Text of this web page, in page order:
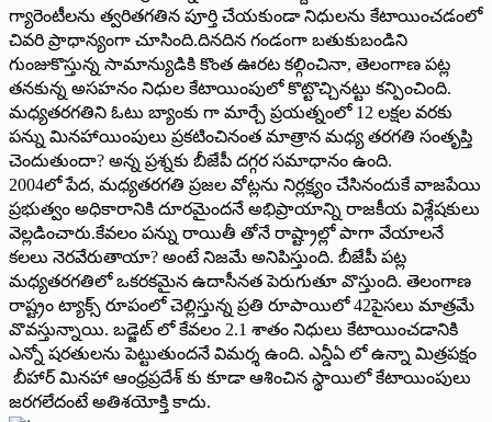
గ్యారెంటీలను త్వరితగతిన పూర్తి చేయకుండా నిధులను కేటాయించడంలో
చివరి ప్రాధాన్యంగా చూసింది.దినదిన గండంగా బతుకుబండిని
గుంజుకొస్తున్న సామాన్యుడికి కొంత ఊరట కల్గించినా, తెలంగాణ పట్ల
తనకున్న అసహనం నిధుల కేటాయింపులో కొట్టొచ్చినట్టు కన్పించింది.
మధ్యతరగతిని ఓటు బ్యాంకు గా మార్చే ప్రయత్నంలో 12 లక్షల వరకు
పన్ను మినహాయింపులు ప్రకటించినంత మాత్రాన మధ్య తరగతి సంతృప్తి
చెందుతుందా? అన్న ప్రశ్నకు బీజేపీ దగ్గర సమాధానం ఉంది.
2004లో పేద, మధ్యతరగతి ప్రజల వోట్లను నిర్లక్ష్యం చేసినందుకే వాజపేయి
ప్రభుత్వం అధికారానికి దూరమైందనే అభిప్రాయాన్ని రాజకీయ విశ్లేషకులు
వెల్లడించారు.కేవలం పన్ను రాయితీ తోనే రాష్ట్రాల్లో పాగా వేయాలనే
కలలు నెరవేరుతాయా? అంటే నిజమే అనిపిస్తుంది. బీజేపీ పట్ల
మధ్యతరగతిలో ఒకరకమైన ఉదాసీనత పెరుగుతూ వొస్తుంది. తెలంగాణ
రాష్ట్రం ట్యాక్స్ ‌రూపంలో చెల్లిస్తున్న ప్రతి రూపాయిలో 42పైసలు మాత్రమే
వొవస్తున్నాయి. బడ్జెట్‌ ‌లో కేవలం 2.1 శాతం నిధులు కేటాయించడానికి
ఎన్నో షరతులను పెట్టుతుందనే విమర్శ ఉంది. ఎన్డీఏ లో ఉన్నా మిత్రపక్షం
బీహార్‌ ‌మినహా ఆంధ్రప్రదేశ్‌ ‌కు కూడా ఆశించిన స్థాయిలో కేటాయింపులు
జరగలేదంటే అతిశయోక్తి కాదు.